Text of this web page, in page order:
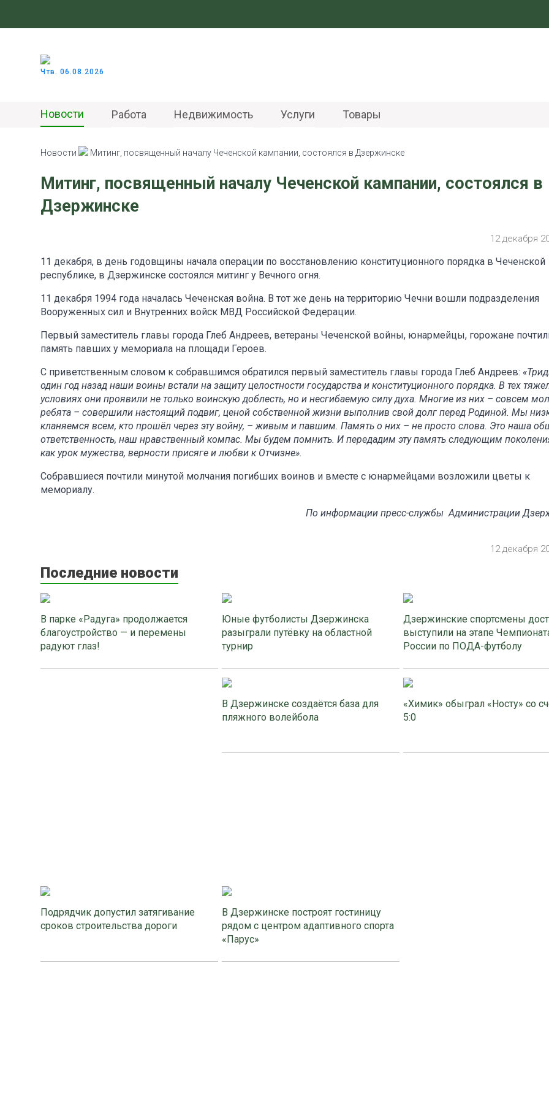
Чтв. 06.08.2026
Новости Работа Недвижимость Услуги Товары
Новости Митинг, посвященный началу Чеченской кампании, состоялся в Дзержинске
Митинг, посвященный началу Чеченской кампании, состоялся в
Дзержинске
12 декабря
11 декабря, в день годовщины начала операции по восстановлению конституционного порядка в Чеченской
республике, в Дзержинске состоялся митинг у Вечного огня.
11 декабря 1994 года началась Чеченская война. В тот же день на территорию Чечни вошли подразделения
Вооруженных сил и Внутренних войск МВД Российской Федерации.
Первый заместитель главы города Глеб Андреев, ветераны Чеченской войны, юнармейцы, горожане
память павших у мемориала на площади Героев.
С приветственным словом к собравшимся обратился первый заместитель главы города Глеб Андреев:
один год назад наши воины встали на защиту целостности государства и конституционного порядка. В тех
условиях они проявили не только воинскую доблесть, но и несгибаемую силу духа. Многие из них – совсем
ребята – совершили настоящий подвиг, ценой собственной жизни выполнив свой долг перед Родиной. Мы
кланяемся всем, кто прошёл через эту войну, – живым и павшим. Память о них – не просто слова. Это наша
ответственность, наш нравственный компас. Мы будем помнить. И передадим эту память следующим
как урок мужества, верности присяге и любви к Отчизне».
Собравшиеся почтили минутой молчания погибших воинов и вместе с юнармейцами возложили цветы к
мемориалу.
По информации пресс-службы Администрации
12 декабря
Последние новости
В парке «Радуга» продолжается
благоустройство — и перемены
радуют глаз!
Юные футболисты Дзержинска
разыграли путёвку на областной
турнир
Дзержинские спортсмены
выступили на этапе
России по ПОДА-футболу
В Дзержинске создаётся база для
пляжного волейбола
«Химик» обыграл «Носту» со
5:0
Подрядчик допустил затягивание
сроков строительства дороги
В Дзержинске построят гостиницу
рядом с центром адаптивного спорта
«Парус»